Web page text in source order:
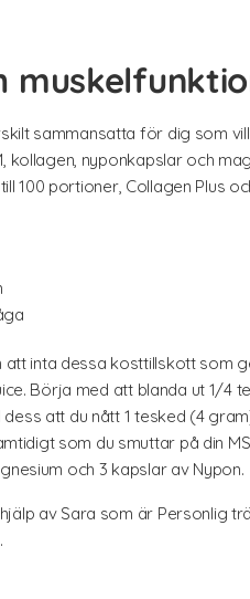
sammansatta för dig som
kollagen, nyponkapslar och
100 portioner, Collagen Plus
inta dessa kosttillskott som
Börja med att blanda ut 1/
att du nått 1 tesked (4
som du smuttar på din
och 3 kapslar av Nypon.
av Sara som är Personlig